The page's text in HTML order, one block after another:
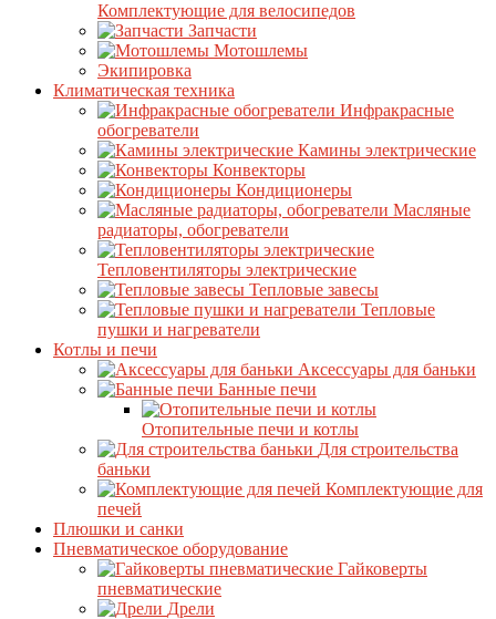
Комплектующие для велосипедов
Запчасти
Мотошлемы
Экипировка
Климатическая техника
Инфракрасные
обогреватели
Камины электрические
Конвекторы
Кондиционеры
Масляные
радиаторы, обогреватели
Тепловентиляторы электрические
Тепловые завесы
Тепловые
пушки и нагреватели
Котлы и печи
Аксессуары для баньки
Банные печи
Отопительные печи и котлы
Для строительства
баньки
Комплектующие для
печей
Плюшки и санки
Пневматическое оборудование
Гайковерты
пневматические
Дрели